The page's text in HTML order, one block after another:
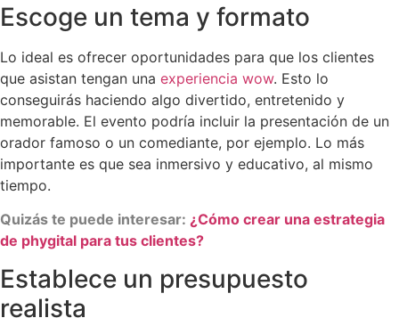
Escoge un tema y formato
Lo ideal es ofrecer oportunidades para que los clientes
que asistan tengan una experiencia wow. Esto lo
conseguirás haciendo algo divertido, entretenido y
memorable. El evento podría incluir la presentación de un
orador famoso o un comediante, por ejemplo. Lo más
importante es que sea inmersivo y educativo, al mismo
tiempo.
Quizás te puede interesar: ¿Cómo crear una estrategia
de phygital para tus clientes?
Establece un presupuesto
realista